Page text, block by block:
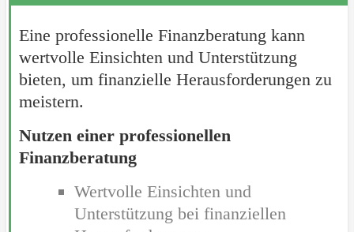
Eine professionelle Finanzberatung kann
wertvolle Einsichten und Unterstützung
bieten, um finanzielle Herausforderungen zu
meistern.
Nutzen einer professionellen
Finanzberatung
Wertvolle Einsichten und
Unterstützung bei finanziellen